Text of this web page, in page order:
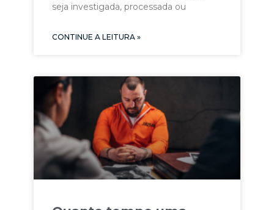
seja investigada, processada ou
CONTINUE A LEITURA »